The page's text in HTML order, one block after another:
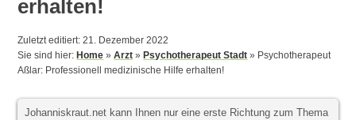
erhalten!
Zuletzt editiert: 21. Dezember 2022
Sie sind hier:Home »Arzt »Psychotherapeut Stadt » Psychotherapeut
Aßlar: Professionell medizinische Hilfe erhalten!
Johanniskraut.net kann Ihnen nur eine erste Richtung zum Thema